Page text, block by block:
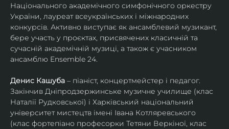
Національного академічного симфонічного оркестру
України, лауреат всеукраїнських і міжнародних
конкурсів. Активно виступає як ансамблевий музикант,
бере участь у проєктах, присвячених класичній та
сучасній академічній музиці, а також є учасником
ансамблю Ensemble 24.
Денис Кашуба – піаніст, концертмейстер і педагог.
Закінчив Дніпродзержинське музичне училище (клас
Наталії Рудковської) і Харківський національний
університет мистецтв імені Івана Котляревського
(клас фортепіано професорки Тетяни Веркіної, клас